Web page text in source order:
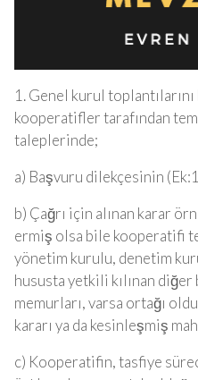
1. Genel kurul
kooperatifler tarafından
taleplerinde;
a) Başvuru dilekçesinin
b) Çağrı için alınan karar
ermiş olsa bile kooperatifi
yönetim kurulu, denetim
hususta yetkili kılınan
memurları, varsa ortağı
kararı ya da kesinleşmiş
c) Kooperatifin, tasfiye